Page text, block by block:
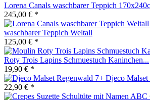
Lorena Canals waschbarer Teppich
245,00 € *
waschbarer Teppich Weltall
125,00 € *
Roty Trois Lapins Schmuestuch Kaninchen...
19,90 € *
Djeco
22,90 € *